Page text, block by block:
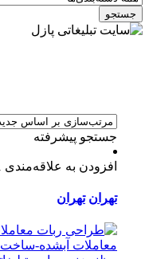
جستجو
جستجو پیشرفته
افزودن به علاقه‌مندی
تهران تهران